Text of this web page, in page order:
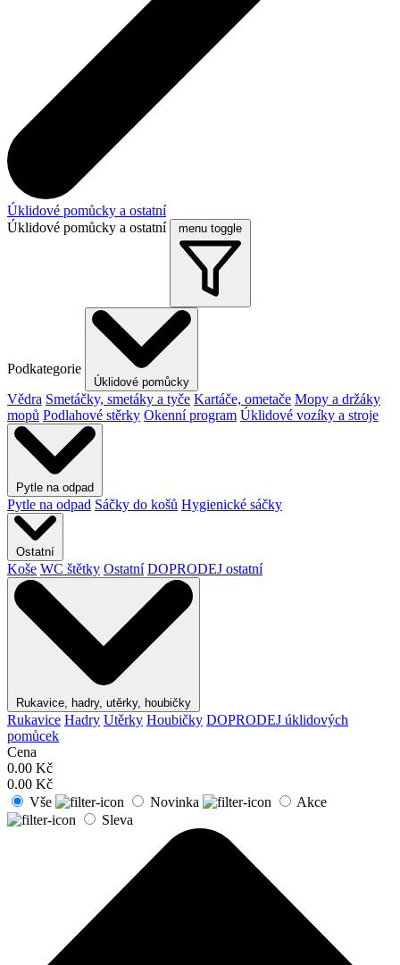
Úklidové pomůcky a ostatní
Úklidové pomůcky a ostatní
menu toggle
Podkategorie
Úklidové pomůcky
Vědra Smetáčky, smetáky a tyče Kartáče, ometače Mopy a držáky
mopů Podlahové stěrky Okenní program Úklidové vozíky a stroje
Pytle na odpad
Pytle na odpad Sáčky do košů Hygienické sáčky
Ostatní
Koše WC štětky Ostatní DOPRODEJ ostatní
Rukavice, hadry, utěrky, houbičky
Rukavice Hadry Utěrky Houbičky DOPRODEJ úklidových
pomůcek
Cena
0.00 Kč
0.00 Kč
Vše
Novinka
Akce
Sleva